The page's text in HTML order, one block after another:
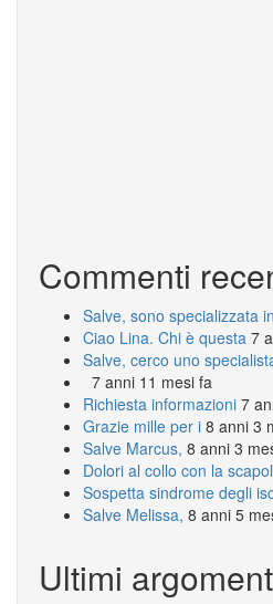
Commenti
Salve, sono specializzata in
Ciao Lina. Chi è questa 7
Salve, cerco uno
7 anni 11 mesi fa
Richiesta informazioni 7
Grazie mille per i 8 anni 3
Salve Marcus, 8 anni 3
Dolori al collo con la
Sospetta sindrome degli
Salve Melissa, 8 anni 5
Ultimi